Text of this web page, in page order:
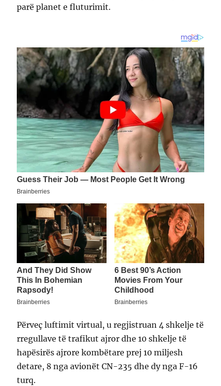
parë planet e fluturimit.
Përveç luftimit virtual, u regjistruan 4 shkelje të
rregullave të trafikut ajror dhe 10 shkelje të
hapësirës ajrore kombëtare prej 10 miljesh
detare, 8 nga avionët CN-235 dhe dy nga F-16
turq.